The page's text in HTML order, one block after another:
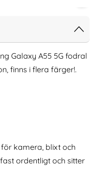
Skärmskydd/Linsskydd
Med Tryck Vargar
nr 246074
pris
krtidigare pris
99 kr Köp
Galaxy S26
Galaxy A55 5G fodral
finns i flera färger!.
kamera, blixt och
ordentligt och sitter